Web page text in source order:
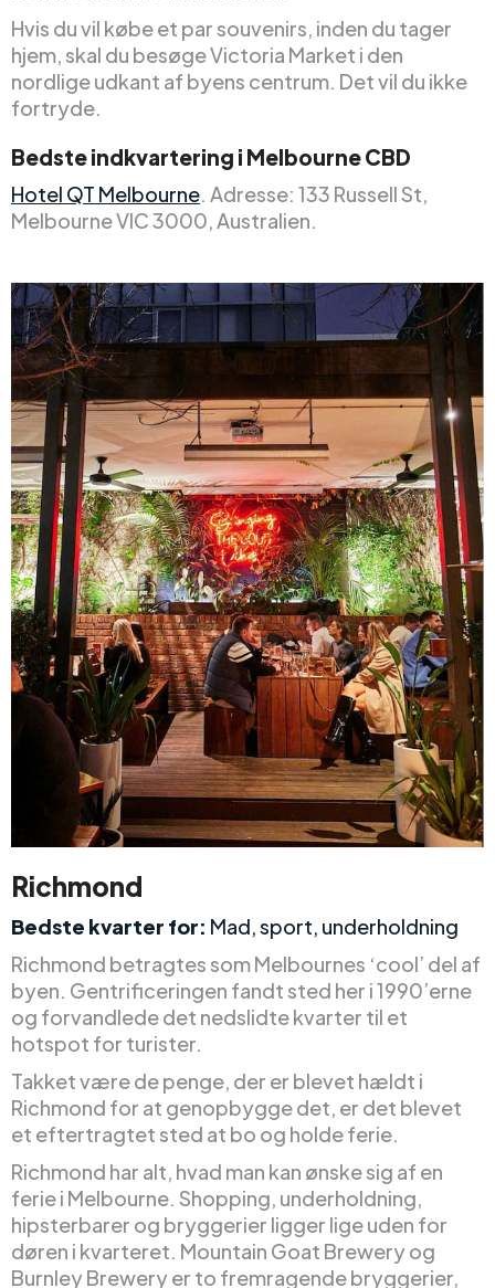
Hvis du vil købe et par souvenirs, inden du tager
hjem, skal du besøge Victoria Market i den
nordlige udkant af byens centrum. Det vil du ikke
fortryde.
Bedste indkvartering i Melbourne CBD
Hotel QT Melbourne. Adresse: 133 Russell St,
Melbourne VIC 3000, Australien.
Richmond
Bedste kvarter for: Mad, sport, underholdning
Richmond betragtes som Melbournes ‘cool’ del af
byen. Gentrificeringen fandt sted her i 1990’erne
og forvandlede det nedslidte kvarter til et
hotspot for turister.
Takket være de penge, der er blevet hældt i
Richmond for at genopbygge det, er det blevet
et eftertragtet sted at bo og holde ferie.
Richmond har alt, hvad man kan ønske sig af en
ferie i Melbourne. Shopping, underholdning,
hipsterbarer og bryggerier ligger lige uden for
døren i kvarteret. Mountain Goat Brewery og
Burnley Brewery er to fremragende bryggerier,